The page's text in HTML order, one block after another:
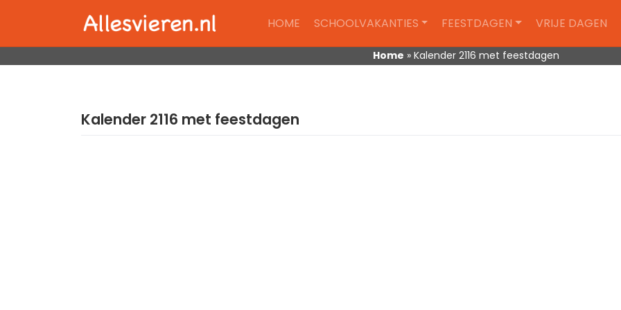
HOME SCHOOLVAKANTIES FEESTDAGEN VRIJE DAGEN
Home » Kalender 2116 met feestdagen
Kalender 2116 met feestdagen